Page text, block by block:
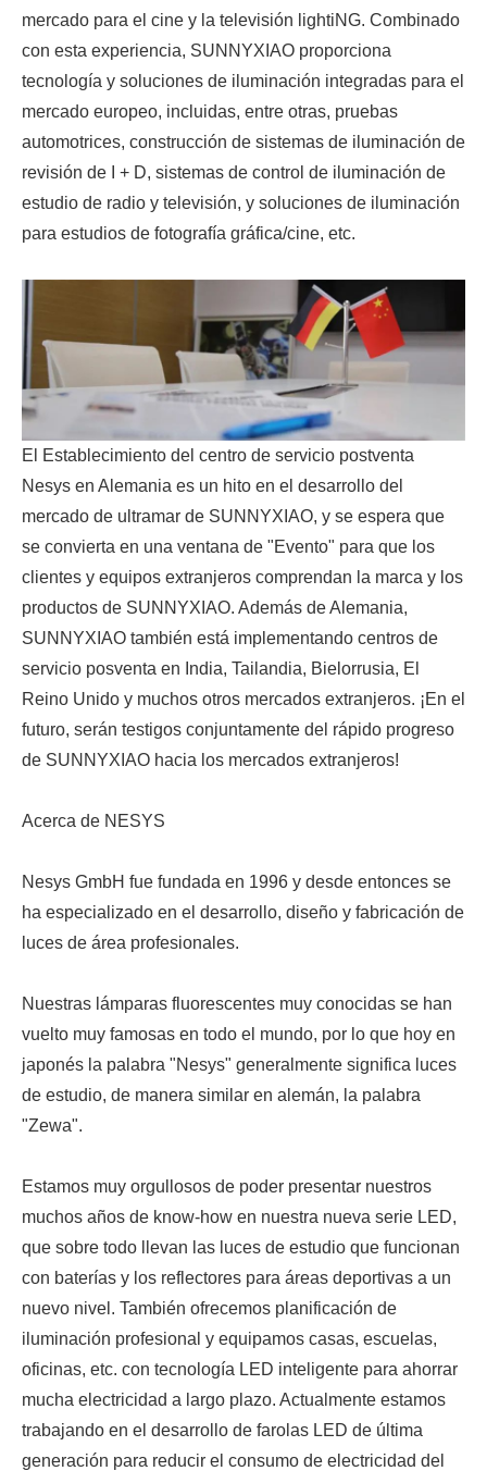
mercado para el cine y la televisión lightiNG. Combinado
con esta experiencia, SUNNYXIAO proporciona
tecnología y soluciones de iluminación integradas para el
mercado europeo, incluidas, entre otras, pruebas
automotrices, construcción de sistemas de iluminación de
revisión de I + D, sistemas de control de iluminación de
estudio de radio y televisión, y soluciones de iluminación
para estudios de fotografía gráfica/cine, etc.
El Establecimiento del centro de servicio postventa
Nesys en Alemania es un hito en el desarrollo del
mercado de ultramar de SUNNYXIAO, y se espera que
se convierta en una ventana de "Evento" para que los
clientes y equipos extranjeros comprendan la marca y los
productos de SUNNYXIAO. Además de Alemania,
SUNNYXIAO también está implementando centros de
servicio posventa en India, Tailandia, Bielorrusia, El
Reino Unido y muchos otros mercados extranjeros. ¡En el
futuro, serán testigos conjuntamente del rápido progreso
de SUNNYXIAO hacia los mercados extranjeros!
Acerca de NESYS
Nesys GmbH fue fundada en 1996 y desde entonces se
ha especializado en el desarrollo, diseño y fabricación de
luces de área profesionales.
Nuestras lámparas fluorescentes muy conocidas se han
vuelto muy famosas en todo el mundo, por lo que hoy en
japonés la palabra "Nesys" generalmente significa luces
de estudio, de manera similar en alemán, la palabra
"Zewa".
Estamos muy orgullosos de poder presentar nuestros
muchos años de know-how en nuestra nueva serie LED,
que sobre todo llevan las luces de estudio que funcionan
con baterías y los reflectores para áreas deportivas a un
nuevo nivel. También ofrecemos planificación de
iluminación profesional y equipamos casas, escuelas,
oficinas, etc. con tecnología LED inteligente para ahorrar
mucha electricidad a largo plazo. Actualmente estamos
trabajando en el desarrollo de farolas LED de última
generación para reducir el consumo de electricidad del